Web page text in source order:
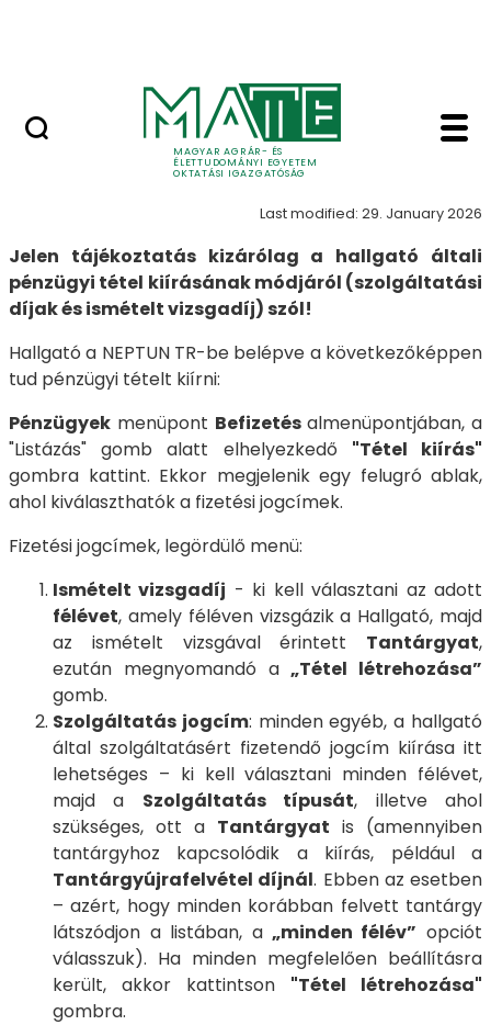
MAGYAR AGRÁR- ÉS
ÉLETTUDOMÁNYI EGYETEM
OKTATÁSI IGAZGATÓSÁG
Tételkiírás - MATE
Tételkiírás
Last modified: 29. January 2026
Jelen tájékoztatás kizárólag a hallgató általi
pénzügyi tétel kiírásának módjáról (szolgáltatási
díjak és ismételt vizsgadíj) szól!
Hallgató a NEPTUN TR-be belépve a következőképpen
tud pénzügyi tételt kiírni:
Pénzügyek menüpont Befizetésalmenüpontjában, a
"Listázás" gomb alatt elhelyezkedő "Tétel kiírás"
gombra kattint. Ekkor megjelenik egy felugró ablak,
ahol kiválaszthatók a fizetési jogcímek.
Fizetési jogcímek, legördülő menü:
Ismételt vizsgadíj - ki kell választani az adott
félévet, amely féléven vizsgázik a Hallgató, majd
az ismételt vizsgával érintett Tantárgyat,
ezután megnyomandó a„Tétel létrehozása”
gomb.
Szolgáltatás jogcím: minden egyéb, a hallgató
által szolgáltatásért fizetendő jogcím kiírása itt
lehetséges – ki kell választani minden félévet,
majd a Szolgáltatás típusát, illetve ahol
szükséges, ott a Tantárgyat is (amennyiben
tantárgyhoz kapcsolódik a kiírás, például a
Tantárgyújrafelvétel díjnál. Ebben az esetben
– azért, hogy minden korábban felvett tantárgy
látszódjon a listában, a „minden félév” opciót
válasszuk). Ha minden megfelelően beállításra
került, akkor kattintson "Tétel létrehozása"
gombra.